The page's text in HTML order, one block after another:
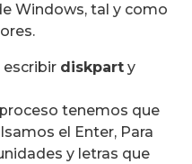
Windows, tal y como
diskpart y
tenemos que
el Enter, Para
y letras que